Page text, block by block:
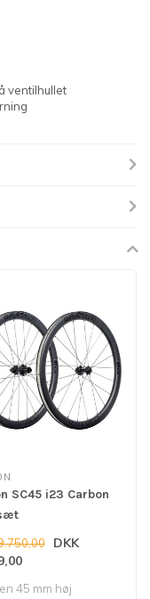
ventilhullet
SC45 i23 Carbon
DKK
45 mm høj